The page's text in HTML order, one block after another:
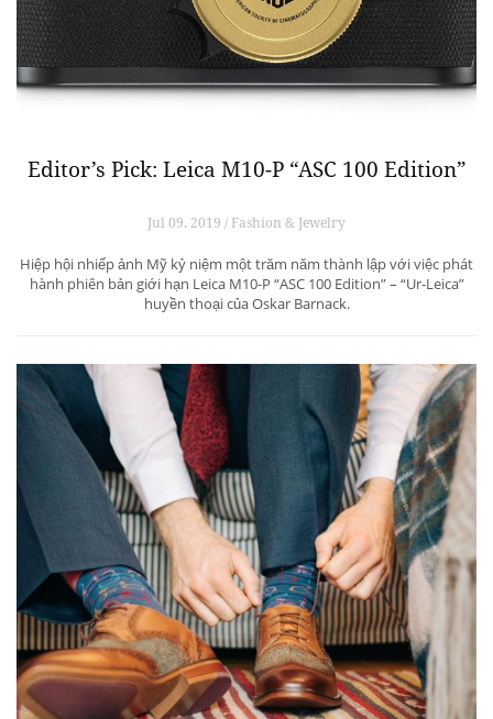
Editor’s Pick: Leica M10-P “ASC 100 Edition”
Jul 09, 2019 / Fashion & Jewelry
Hiệp hội nhiếp ảnh Mỹ kỷ niệm một trăm năm thành lập với việc phát
hành phiên bản giới hạn Leica M10-P “ASC 100 Edition” – “Ur-Leica”
huyền thoại của Oskar Barnack.